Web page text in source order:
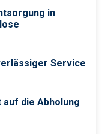
in
Service
die Abholung